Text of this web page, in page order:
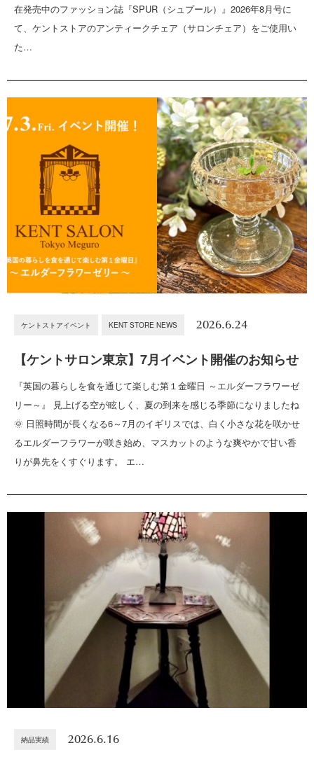
在発売中のファッション誌『SPUR（シュプール）』2026年8月号に
て、ケントストアのアンティークチェア（サロンチェア）をご使用い
た…
ケントストアイベント KENT STORE NEWS 2026.6.24
【ケントサロン東京】7月イベント開催のお知らせ
『英国の暮らしを食を通じて楽しむ第１金曜日 ～エルダーフラワーゼ
リー～』 見上げる空が眩しく、夏の到来を感じる季節になりましたね
🌞 日照時間が長くなる6～7月のイギリスでは、白く小さな花を咲かせ
るエルダーフラワーが咲き始め、マスカットのような爽やかで甘い香
りが鼻先をくすぐります。 エ…
納品実績 2026.6.16